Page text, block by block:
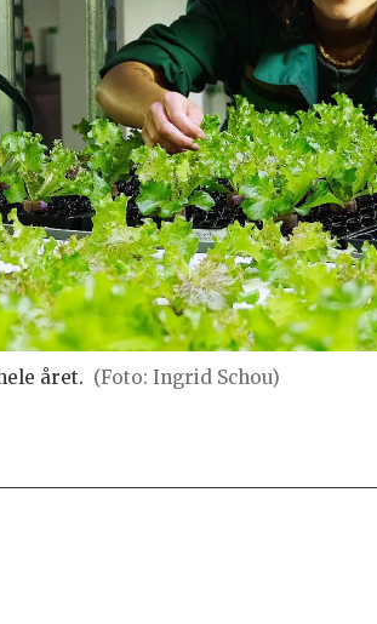
året. (Foto: Ingrid Schou)